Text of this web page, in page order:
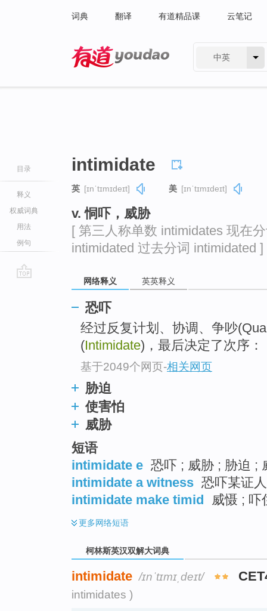
词典 翻译 有道精品课 云笔记
中英
目录
释义
权威词典
用法
例句
intimidate
英 [ɪnˈtɪmɪdeɪt] 美 [ɪnˈtɪmɪdeɪt]
v. 恫吓，威胁
[ 第三人称单数 intimidates 现在
intimidated 过去分词 intimidated ]
网络释义 英英释义
恐吓
经过反复计划、协调、争吵
(Intimidate)，最后决定了次序：
基于2049个网页-相关网页
胁迫
使害怕
威胁
短语
intimidate e 恐吓 ; 威胁 ; 胁迫 ;
intimidate a witness 恐吓某证
intimidate make timid
威慑 ; 吓
更多网络短语
柯林斯英汉双解大词典
intimidate /ɪnˈtɪmɪˌdeɪt/
intimidates )